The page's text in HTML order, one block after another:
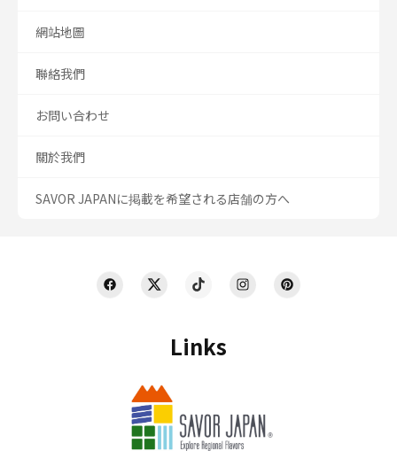
Links
網站地圖
聯絡我們
お問い合わせ
關於我們
SAVOR JAPANに掲載を希望される店舗の方へ